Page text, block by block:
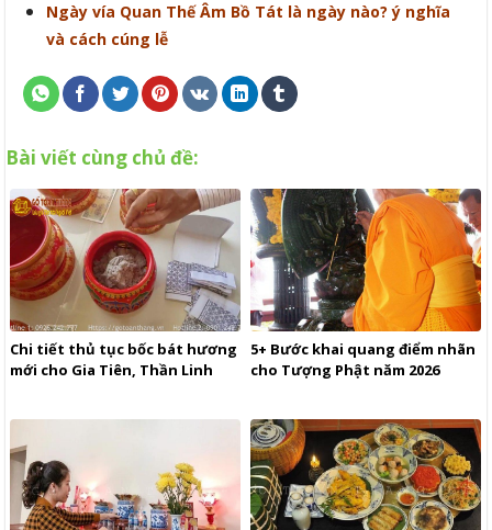
Ngày vía Quan Thế Âm Bồ Tát là ngày nào? ý nghĩa
và cách cúng lễ
Bài viết cùng chủ đề:
Chi tiết thủ tục bốc bát hương
mới cho Gia Tiên, Thần Linh
5+ Bước khai quang điểm nhãn
cho Tượng Phật năm 2026